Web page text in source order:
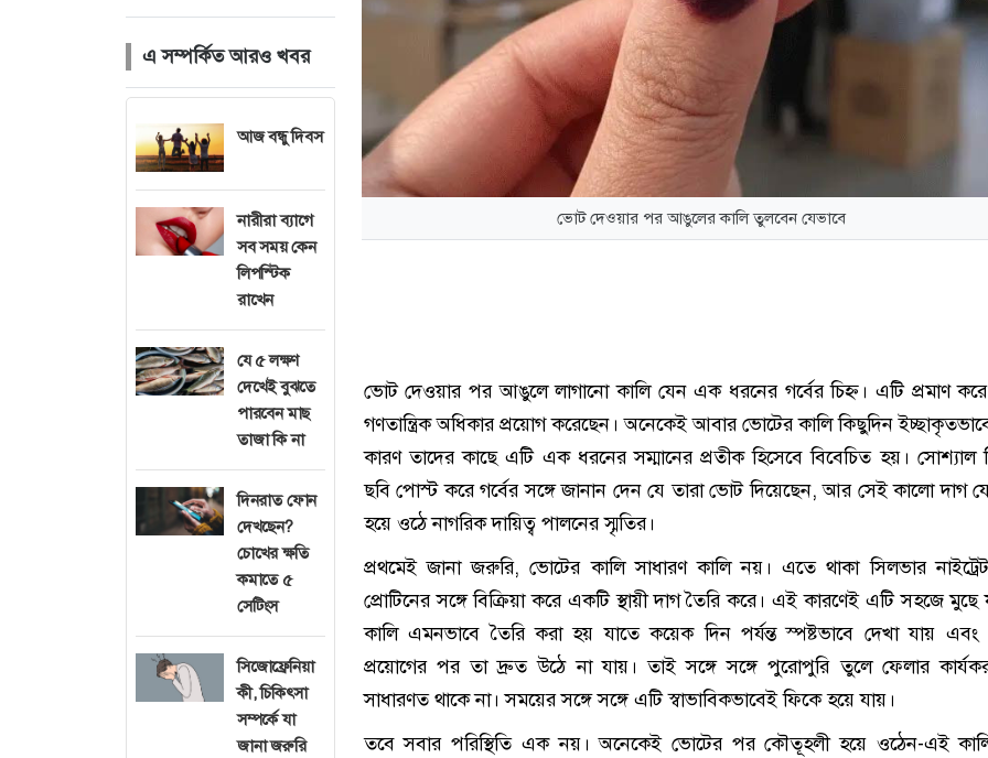
এ সম্পর্কিত আরও খবর
আজ বন্ধু দিবস
নারীরা ব্যাগে
সব সময় কেন
লিপস্টিক
রাখেন
যে ৫ লক্ষণ
দেখেই বুঝতে
পারবেন মাছ
তাজা কি না
দিনরাত ফোন
দেখছেন?
চোখের ক্ষতি
কমাতে ৫
সেটিংস
সিজোফ্রেনিয়া
কী, চিকিৎসা
সম্পর্কে যা
জানা জরুরি
ভোট দেওয়ার পর আঙুলের কালি তুলবেন যেভাবে
ভোট দেওয়ার পর আঙুলে লাগানো কালি যেন এক ধরনের গর্বের চিহ্ন। এটি প্রমাণ
গণতান্ত্রিক অধিকার প্রয়োগ করেছেন। অনেকেই আবার ভোটের কালি কিছুদিন
কারণ তাদের কাছে এটি এক ধরনের সম্মানের প্রতীক হিসেবে বিবেচিত হয়। সোশ্যাল
ছবি পোস্ট করে গর্বের সঙ্গে জানান দেন যে তারা ভোট দিয়েছেন, আর সেই কালো দাগ
হয়ে ওঠে নাগরিক দায়িত্ব পালনের স্মৃতির।
প্রথমেই জানা জরুরি, ভোটের কালি সাধারণ কালি নয়। এতে থাকা সিলভার
প্রোটিনের সঙ্গে বিক্রিয়া করে একটি স্থায়ী দাগ তৈরি করে। এই কারণেই এটি সহজে মুছে
কালি এমনভাবে তৈরি করা হয় যাতে কয়েক দিন পর্যন্ত স্পষ্টভাবে দেখা যায়
প্রয়োগের পর তা দ্রুত উঠে না যায়। তাই সঙ্গে সঙ্গে পুরোপুরি তুলে ফেলার
সাধারণত থাকে না। সময়ের সঙ্গে সঙ্গে এটি স্বাভাবিকভাবেই ফিকে হয়ে যায়।
তবে সবার পরিস্থিতি এক নয়। অনেকেই ভোটের পর কৌতূহলী হয়ে ওঠেন-এই